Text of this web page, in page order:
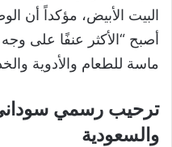
البيت الأبيض، مؤكداً أن
أصبح “الأكثر عنفًا على
ماسة للطعام والأدوية
ترحيب رسمي سوداني
والسعودية